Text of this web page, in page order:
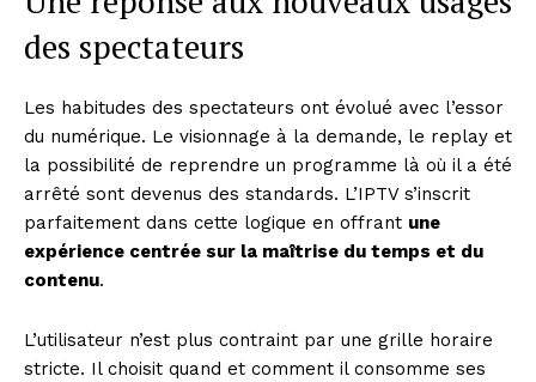
des spectateurs
Les habitudes des spectateurs ont évolué avec l’essor
du numérique. Le visionnage à la demande, le replay et
la possibilité de reprendre un programme là où il a été
arrêté sont devenus des standards. L’IPTV s’inscrit
parfaitement dans cette logique en offrant une
expérience centrée sur la maîtrise du temps et du
contenu.
L’utilisateur n’est plus contraint par une grille horaire
stricte. Il choisit quand et comment il consomme ses